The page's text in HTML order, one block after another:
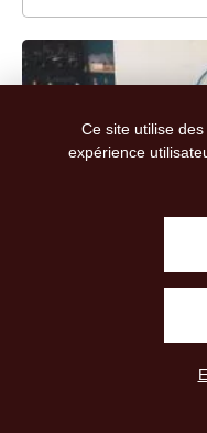
Ce site utilise
expérience